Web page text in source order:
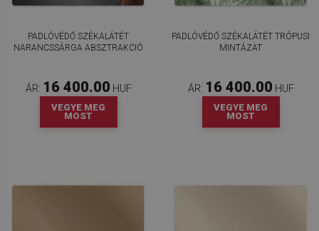
PADLÓVÉDŐ SZÉKALÁTÉT
NARANCSSÁRGA ABSZTRAKCIÓ
ÁR: 16 400.00 HUF
VEGYE MEG
MOST
PADLÓVÉDŐ SZÉKALÁTÉT TRÓPUSI
MINTÁZAT
ÁR: 16 400.00 HUF
VEGYE MEG
MOST